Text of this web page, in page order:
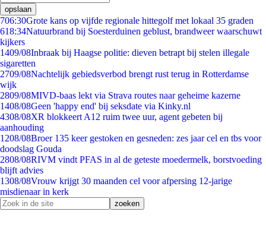
opslaan
706:30Grote kans op vijfde regionale hittegolf met lokaal 35 graden
618:34Natuurbrand bij Soesterduinen geblust, brandweer waarschuwt
kijkers
1409/08Inbraak bij Haagse politie: dieven betrapt bij stelen illegale
sigaretten
2709/08Nachtelijk gebiedsverbod brengt rust terug in Rotterdamse
wijk
2809/08MIVD-baas lekt via Strava routes naar geheime kazerne
1408/08Geen 'happy end' bij seksdate via Kinky.nl
4308/08XR blokkeert A12 ruim twee uur, agent gebeten bij
aanhouding
1208/08Broer 135 keer gestoken en gesneden: zes jaar cel en tbs voor
doodslag Gouda
2808/08RIVM vindt PFAS in al de geteste moedermelk, borstvoeding
blijft advies
1308/08Vrouw krijgt 30 maanden cel voor afpersing 12-jarige
misdienaar in kerk